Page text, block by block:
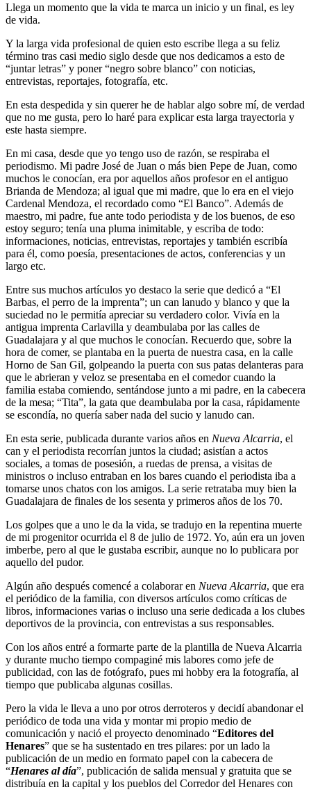
Llega un momento que la vida te marca un inicio y un final, es ley
de vida.
Y la larga vida profesional de quien esto escribe llega a su feliz
término tras casi medio siglo desde que nos dedicamos a esto de
“juntar letras” y poner “negro sobre blanco” con noticias,
entrevistas, reportajes, fotografía, etc.
En esta despedida y sin querer he de hablar algo sobre mí, de verdad
que no me gusta, pero lo haré para explicar esta larga trayectoria y
este hasta siempre.
En mi casa, desde que yo tengo uso de razón, se respiraba el
periodismo. Mi padre José de Juan o más bien Pepe de Juan, como
muchos le conocían, era por aquellos años profesor en el antiguo
Brianda de Mendoza; al igual que mi madre, que lo era en el viejo
Cardenal Mendoza, el recordado como “El Banco”. Además de
maestro, mi padre, fue ante todo periodista y de los buenos, de eso
estoy seguro; tenía una pluma inimitable, y escriba de todo:
informaciones, noticias, entrevistas, reportajes y también escribía
para él, como poesía, presentaciones de actos, conferencias y un
largo etc.
Entre sus muchos artículos yo destaco la serie que dedicó a “El
Barbas, el perro de la imprenta”; un can lanudo y blanco y que la
suciedad no le permitía apreciar su verdadero color. Vivía en la
antigua imprenta Carlavilla y deambulaba por las calles de
Guadalajara y al que muchos le conocían. Recuerdo que, sobre la
hora de comer, se plantaba en la puerta de nuestra casa, en la calle
Horno de San Gil, golpeando la puerta con sus patas delanteras para
que le abrieran y veloz se presentaba en el comedor cuando la
familia estaba comiendo, sentándose junto a mi padre, en la cabecera
de la mesa; “Tita”, la gata que deambulaba por la casa, rápidamente
se escondía, no quería saber nada del sucio y lanudo can.
En esta serie, publicada durante varios años en Nueva Alcarria, el
can y el periodista recorrían juntos la ciudad; asistían a actos
sociales, a tomas de posesión, a ruedas de prensa, a visitas de
ministros o incluso entraban en los bares cuando el periodista iba a
tomarse unos chatos con los amigos. La serie retrataba muy bien la
Guadalajara de finales de los sesenta y primeros años de los 70.
Los golpes que a uno le da la vida, se tradujo en la repentina muerte
de mi progenitor ocurrida el 8 de julio de 1972. Yo, aún era un joven
imberbe, pero al que le gustaba escribir, aunque no lo publicara por
aquello del pudor.
Algún año después comencé a colaborar en Nueva Alcarria, que era
el periódico de la familia, con diversos artículos como críticas de
libros, informaciones varias o incluso una serie dedicada a los clubes
deportivos de la provincia, con entrevistas a sus responsables.
Con los años entré a formarte parte de la plantilla de Nueva Alcarria
y durante mucho tiempo compaginé mis labores como jefe de
publicidad, con las de fotógrafo, pues mi hobby era la fotografía, al
tiempo que publicaba algunas cosillas.
Pero la vida le lleva a uno por otros derroteros y decidí abandonar el
periódico de toda una vida y montar mi propio medio de
comunicación y nació el proyecto denominado “Editores del
Henares” que se ha sustentado en tres pilares: por un lado la
publicación de un medio en formato papel con la cabecera de
“Henares al día”, publicación de salida mensual y gratuita que se
distribuía en la capital y los pueblos del Corredor del Henares con